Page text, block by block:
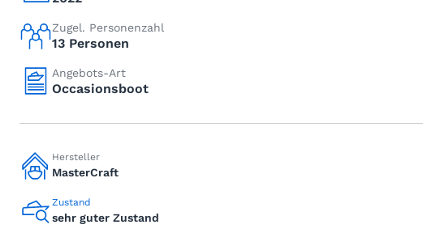
Zugel. Personenzahl
13 Personen
Angebots-Art
Occasionsboot
Hersteller
MasterCraft
Zustand
sehr guter Zustand